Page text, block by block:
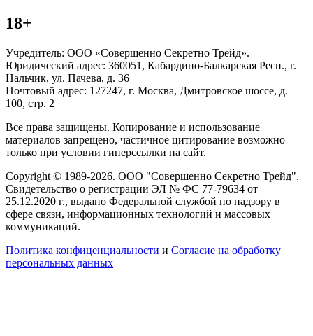
18+
Учредитель: ООО «Совершенно Секретно Трейд».
Юридический адрес: 360051, Кабардино-Балкарская Респ., г.
Нальчик, ул. Пачева, д. 36
Почтовый адрес: 127247, г. Москва, Дмитровское шоссе, д.
100, стр. 2
Все права защищены. Копирование и использование
материалов запрещено, частичное цитирование возможно
только при условии гиперссылки на сайт.
Copyright © 1989-2026. ООО "Совершенно Секретно Трейд".
Свидетельство о регистрации ЭЛ № ФС 77-79634 от
25.12.2020 г., выдано Федеральной службой по надзору в
сфере связи, информационных технологий и массовых
коммуникаций.
Политика конфиценциальности и Согласие на обработку
персональных данных